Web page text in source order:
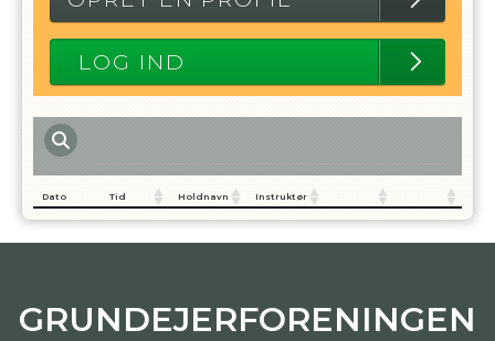
Dato Tid Holdnavn Instruktør
GRUNDEJERFORENINGEN